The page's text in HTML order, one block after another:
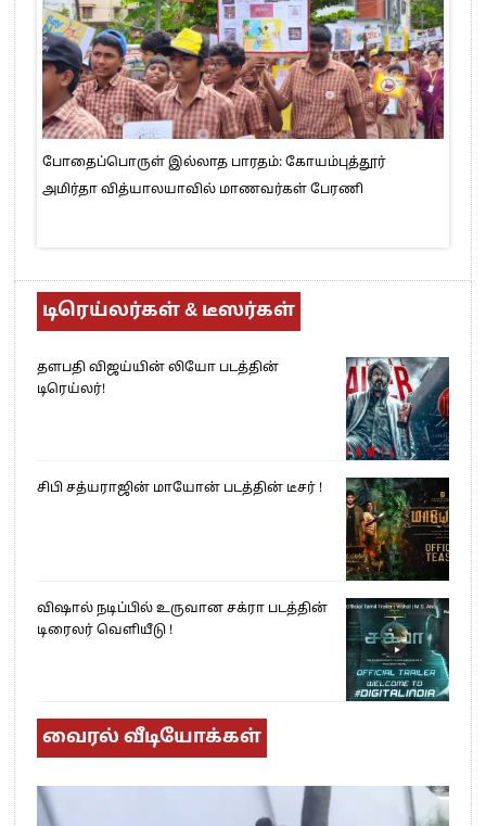
போதைப்பொருள் இல்லாத பாரதம்: கோயம்புத்தூர்
அமிர்தா வித்யாலயாவில் மாணவர்கள் பேரணி
டிரெய்லர்கள் & டீஸர்கள்
தளபதி விஜய்யின் லியோ படத்தின்
டிரெய்லர்!
சிபி சத்யராஜின் மாயோன் படத்தின் டீசர் !
விஷால் நடிப்பில் உருவான சக்ரா படத்தின்
டிரைலர் வெளியீடு !
வைரல் வீடியோக்கள்